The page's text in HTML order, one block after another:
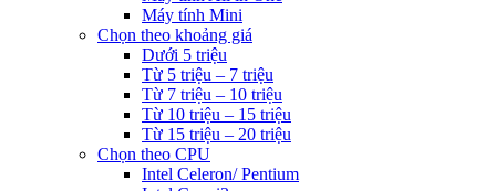
Máy tính Mini
Chọn theo khoảng giá
Dưới 5 triệu
Từ 5 triệu – 7 triệu
Từ 7 triệu – 10 triệu
Từ 10 triệu – 15 triệu
Từ 15 triệu – 20 triệu
Chọn theo CPU
Intel Celeron/ Pentium